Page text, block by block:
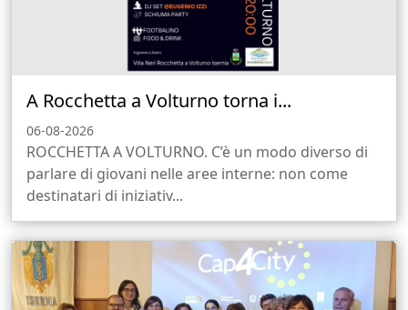
A Rocchetta a Volturno torna i...
06-08-2026
ROCCHETTA A VOLTURNO. C’è un modo diverso di
parlare di giovani nelle aree interne: non come
destinatari di iniziativ...